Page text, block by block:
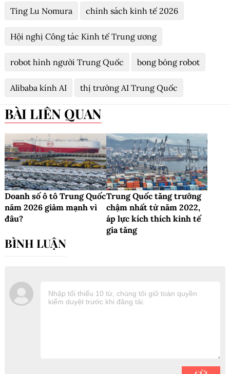
Ting Lu Nomura chính sách kinh tế 2026
Hội nghị Công tác Kinh tế Trung ương
robot hình người Trung Quốc bong bóng robot
Alibaba kính AI thị trường AI Trung Quốc
BÀI LIÊN QUAN
Doanh số ô tô Trung Quốc
năm 2026 giảm mạnh vì
đâu?
Trung Quốc tăng trưởng
chậm nhất từ năm 2022,
áp lực kích thích kinh tế
gia tăng